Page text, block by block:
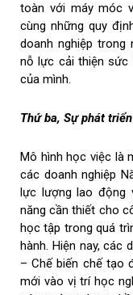
toàn với máy móc
cùng những quy
doanh nghiệp trong
nỗ lực cải thiện sức
của mình.
Thứ ba, Sự phát
Mô hình học việc là
các doanh nghiệp
lực lượng lao động
năng cần thiết cho
học tập trong quá
hành. Hiện nay, các
– Chế biến chế tạo
mới vào vị trí học